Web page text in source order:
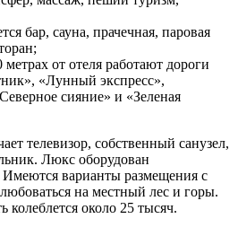
бар, сауна, прачечная, паровая
от отеля работают дороги
«Лунный экспресс»,
сияние» и «Зеленая
телевизор, собственный санузел,
Люкс оборудован
варианты размещения с
на местный лес и горы.
колеблется около 25 тысяч.